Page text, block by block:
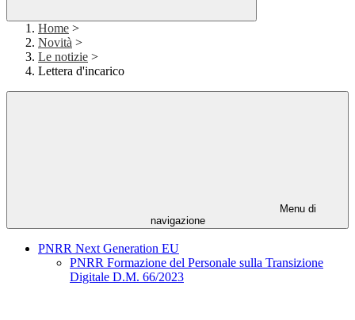
Home >
Novità >
Le notizie >
Lettera d'incarico
Menu di
navigazione
PNRR Next Generation EU
PNRR Formazione del Personale sulla Transizione
Digitale D.M. 66/2023